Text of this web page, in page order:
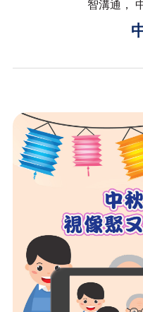
智溝通，